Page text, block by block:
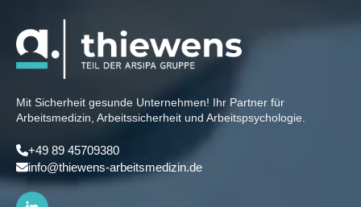
Mit Sicherheit gesunde Unternehmen! Ihr Partner für
Arbeitsmedizin, Arbeitssicherheit und Arbeitspsychologie.
+49 89 45709380
info@thiewens-arbeitsmedizin.de